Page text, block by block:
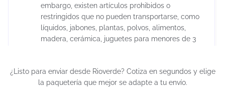
embargo, existen artículos prohibidos o
restringidos que no pueden transportarse, como
líquidos, jabones, plantas, polvos, alimentos,
madera, cerámica, juguetes para menores de 3
armas artificiales, restos humanos o animales,
diamantes industriales, pornografía, billetes de
¿Listo para enviar desde Rioverde? Cotiza en segundos y elige
la paquetería que mejor se adapte a tu envío.